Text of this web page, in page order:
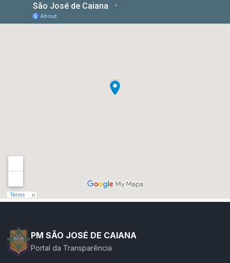
PM SÃO JOSÉ DE CAIANA
Portal da Transparência